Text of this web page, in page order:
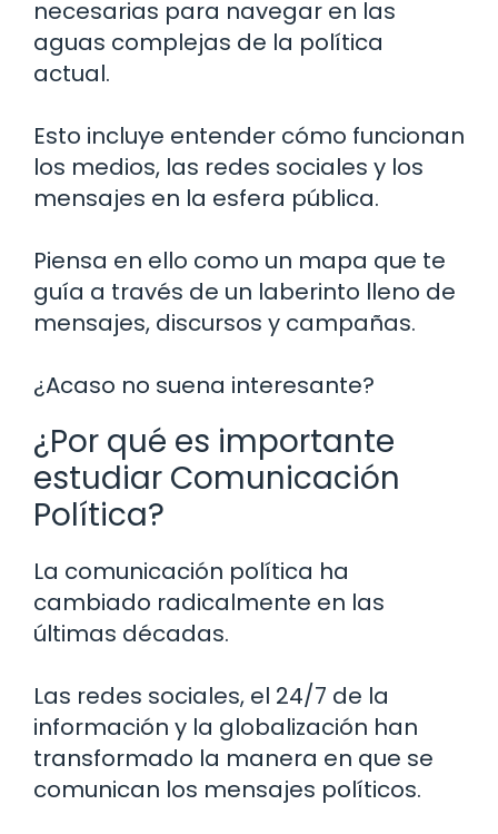
necesarias para navegar en las
aguas complejas de la política
actual.
Esto incluye entender cómo funcionan
los medios, las redes sociales y los
mensajes en la esfera pública.
Piensa en ello como un mapa que te
guía a través de un laberinto lleno de
mensajes, discursos y campañas.
¿Acaso no suena interesante?
¿Por qué es importante
estudiar Comunicación
Política?
La comunicación política ha
cambiado radicalmente en las
últimas décadas.
Las redes sociales, el 24/7 de la
información y la globalización han
transformado la manera en que se
comunican los mensajes políticos.